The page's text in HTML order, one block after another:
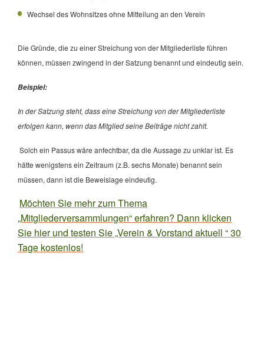
Wechsel des Wohnsitzes ohne Mitteilung an den Verein
Die Gründe, die zu einer Streichung von der Mitgliederliste führen
können, müssen zwingend in der Satzung benannt und eindeutig sein.
Beispiel:
In der Satzung steht, dass eine Streichung von der Mitgliederliste
erfolgen kann, wenn das Mitglied seine Beiträge nicht zahlt.
Solch ein Passus wäre anfechtbar, da die Aussage zu unklar ist. Es
hätte wenigstens ein Zeitraum (z.B. sechs Monate) benannt sein
müssen, dann ist die Beweislage eindeutig.
Möchten Sie mehr zum Thema
„Mitgliederversammlungen“ erfahren? Dann klicken
Sie hier und testen Sie „Verein & Vorstand aktuell “ 30
Tage kostenlos!